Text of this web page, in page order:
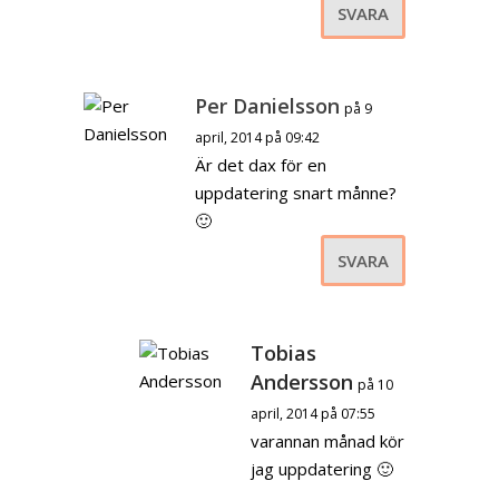
SVARA
Per Danielsson på 9
april, 2014 på 09:42
Är det dax för en
uppdatering snart månne?
🙂
SVARA
Tobias
Andersson på 10
april, 2014 på 07:55
varannan månad kör
jag uppdatering 🙂